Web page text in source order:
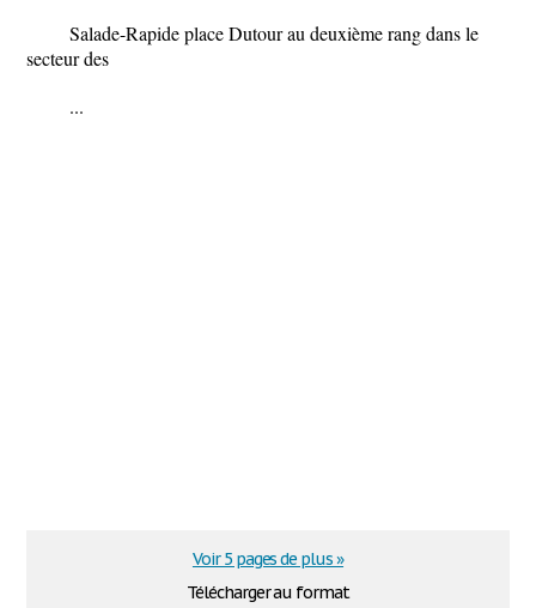
Salade-Rapide place Dutour au deuxième rang dans le
secteur des
...
Télécharger au format
Voir 5 pages de plus »